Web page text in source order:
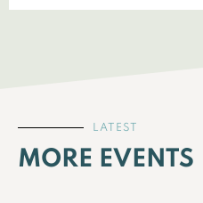
LATEST
MORE EVENTS